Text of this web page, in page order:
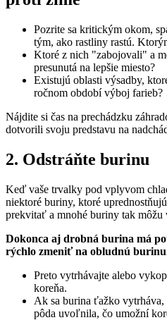
Pozrite sa kritickým okom,
tým, ako rastliny rastú.
Ktoré z nich "zabojovali" a
presunutá na lepšie miesto?
Existujú oblasti výsadby,
ročnom období výboj farieb?
Nájdite si čas na prechádzku
dotvorili svoju predstavu na
2. Odstráňte burinu
Keď vaše trvalky pod vplyvom
niektoré buriny, ktoré
prekvitať a mnohé buriny tak
Dokonca aj drobná burina má
rýchlo zmeniť na obludnú
Preto vytrhávajte alebo
koreňa.
Ak sa burina ťažko
pôda uvoľnila, čo umožní